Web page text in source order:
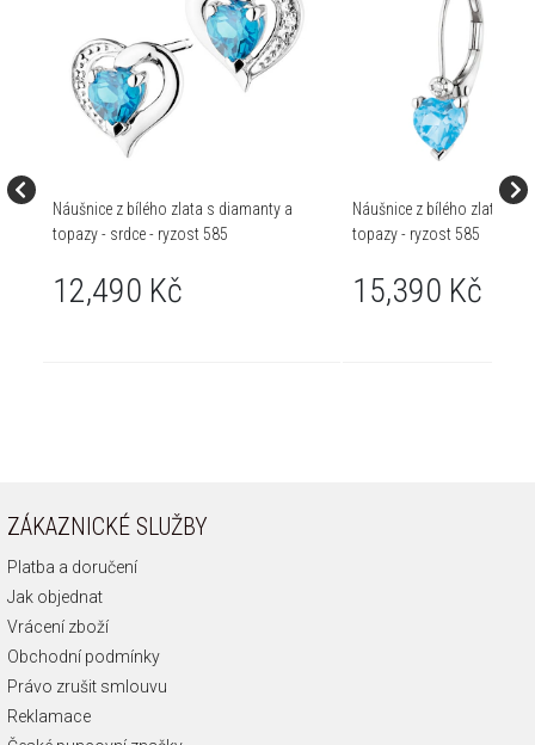
Náušnice z bílého zlata s diamanty a
topazy - srdce - ryzost 585
12,490 Kč
Náušnice z bílého zlata s
topazy - ryzost 585
15,390 Kč
ZÁKAZNICKÉ SLUŽBY
Platba a doručení
Jak objednat
Vrácení zboží
Obchodní podmínky
Právo zrušit smlouvu
Reklamace